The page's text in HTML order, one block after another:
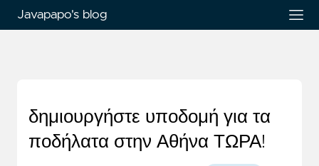
Javapapo's blog
δημιουργήστε υποδομή για τα
ποδήλατα στην Αθήνα ΤΩΡΑ!